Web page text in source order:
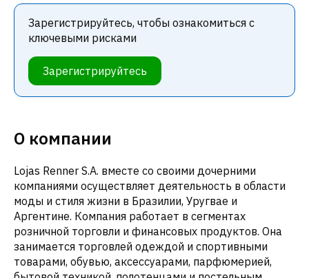
Зарегистрируйтесь, чтобы ознакомиться с
ключевыми рисками
Зарегистрируйтесь
О компании
Lojas Renner S.A. вместе со своими дочерними
компаниями осуществляет деятельность в области
моды и стиля жизни в Бразилии, Уругвае и
Аргентине. Компания работает в сегментах
розничной торговли и финансовых продуктов. Она
занимается торговлей одеждой и спортивными
товарами, обувью, аксессуарами, парфюмерией,